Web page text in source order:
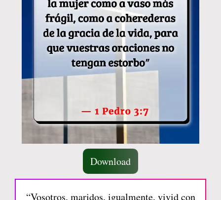
Download
“Vosotros, maridos, igualmente, vivid con